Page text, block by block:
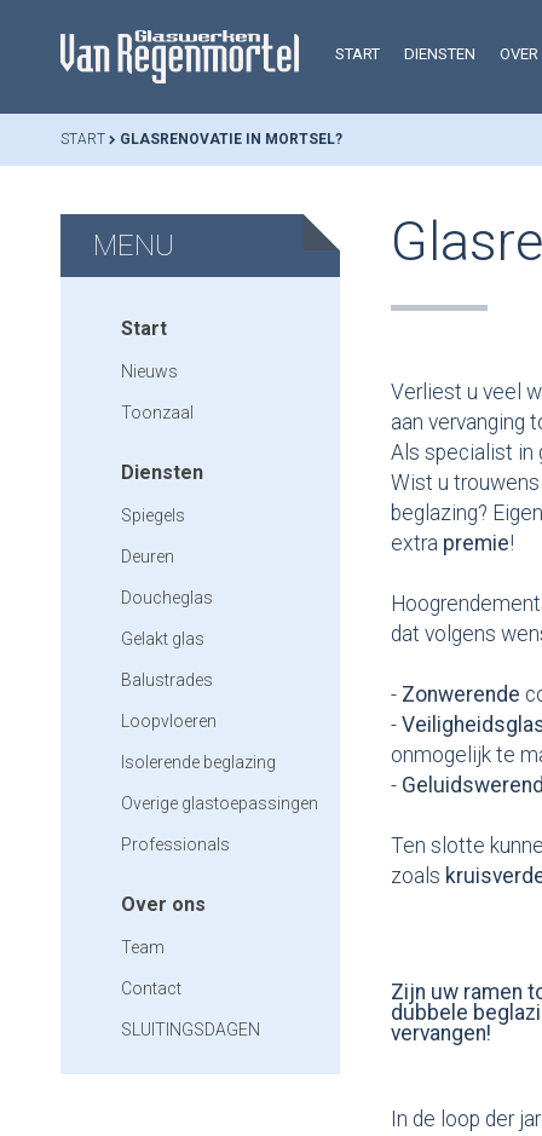
START DIENSTEN
START GLASRENOVATIE IN MORTSEL?
MENU
Start
Nieuws
Toonzaal
Diensten
Spiegels
Deuren
Doucheglas
Gelakt glas
Balustrades
Loopvloeren
Isolerende beglazing
Overige glastoepassingen
Professionals
Over ons
Team
Contact
SLUITINGSDAGEN
Verliest u veel
aan vervanging
Als specialist in
Wist u
beglazing?
extra premie!
dat volgens
- Zonwerende
-
onmogelijk te
-
Ten slotte
zoals
Zijn uw ramen
dubbele
vervangen!
In de loop der